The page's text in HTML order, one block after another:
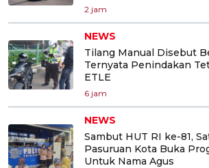
2 jam
NEWS
Tilang Manual Disebut
Ternyata Penindakan
ETLE
6 jam
NEWS
Sambut HUT RI ke-81,
Pasuruan Kota Buka
Untuk Nama Agus